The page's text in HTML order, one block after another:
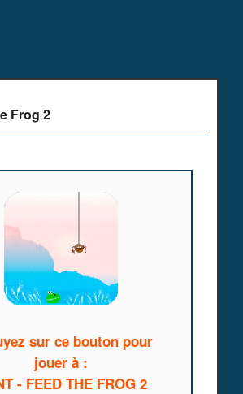
Frog 2
sur ce bouton pour
jouer à :
- FEED THE FROG 2